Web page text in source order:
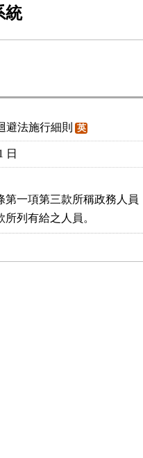
統
避法施行細則 英
日
第一項第三款所稱政務人
所列有給之人員。